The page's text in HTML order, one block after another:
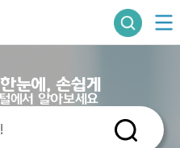
눈에, 손쉽게
에서 알아보세요